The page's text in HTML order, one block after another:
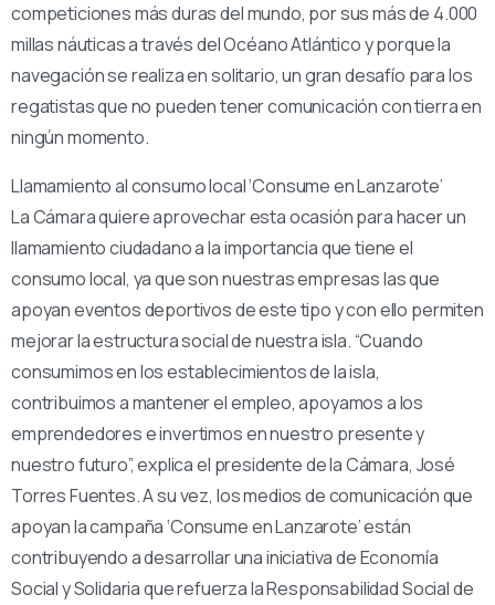
competiciones más duras del mundo, por sus más de 4.000
millas náuticas a través del Océano Atlántico y porque la
navegación se realiza en solitario, un gran desafío para los
regatistas que no pueden tener comunicación con tierra en
ningún momento.
Llamamiento al consumo local ‘Consume en Lanzarote’
La Cámara quiere aprovechar esta ocasión para hacer un
llamamiento ciudadano a la importancia que tiene el
consumo local, ya que son nuestras empresas las que
apoyan eventos deportivos de este tipo y con ello permiten
mejorar la estructura social de nuestra isla. “Cuando
consumimos en los establecimientos de la isla,
contribuimos a mantener el empleo, apoyamos a los
emprendedores e invertimos en nuestro presente y
nuestro futuro”, explica el presidente de la Cámara, José
Torres Fuentes. A su vez, los medios de comunicación que
apoyan la campaña ‘Consume en Lanzarote’ están
contribuyendo a desarrollar una iniciativa de Economía
Social y Solidaria que refuerza la Responsabilidad Social de